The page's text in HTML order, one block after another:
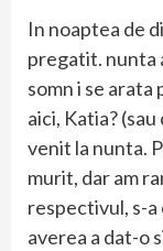
In noaptea de
pregatit. nunta
somn i se arata
aici, Katia?
venit la nunta.
murit, dar am
respectivul, s-
averea a dat-o